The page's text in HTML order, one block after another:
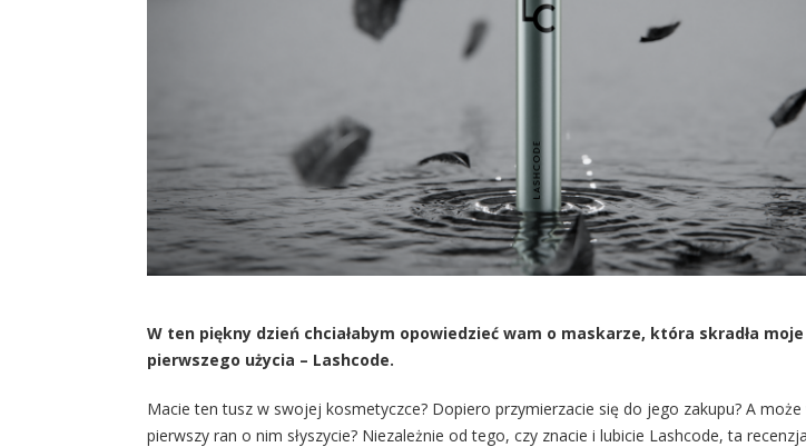
W ten piękny dzień chciałabym opowiedzieć wam o maskarze, która skradła
pierwszego użycia – Lashcode.
Macie ten tusz w swojej kosmetyczce? Dopiero przymierzacie się do jego zakupu? A
pierwszy ran o nim słyszycie? Niezależnie od tego, czy znacie i lubicie Lashcode, ta